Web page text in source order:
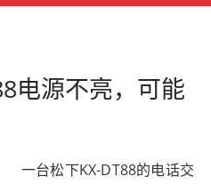
电源不亮，可能
一台松下KX-DT88的电话交